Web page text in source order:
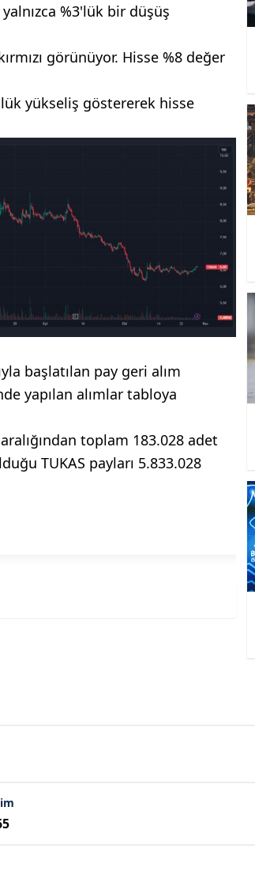
%3'lük bir düşüş
görünüyor. Hisse %8 değer
yükseliş göstererek hisse
başlatılan pay geri alım
yapılan alımlar tabloya
toplam 183.028 adet
TUKAS payları 5.833.028